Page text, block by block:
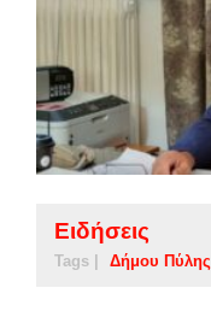
Ειδήσεις
Tags | Δήμου Πύλης